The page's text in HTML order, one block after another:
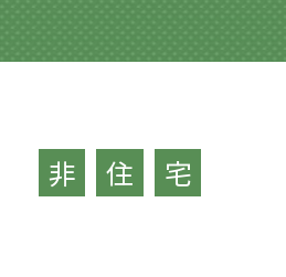
非 住 宅